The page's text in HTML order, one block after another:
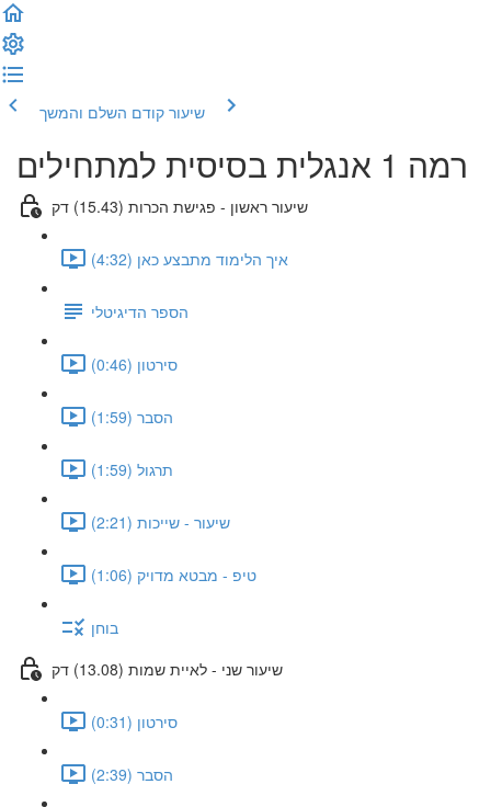
שיעור קודם השלם והמשך
רמה 1 אנגלית בסיסית למתחילים
שיעור ראשון - פגישת הכרות (15.43) דק
איך הלימוד מתבצע כאן (4:32)
הספר הדיגיטלי
סירטון (0:46)
הסבר (1:59)
תרגול (1:59)
שיעור - שייכות (2:21)
טיפ - מבטא מדויק (1:06)
בוחן
שיעור שני - לאיית שמות (13.08) דק
סירטון (0:31)
הסבר (2:39)